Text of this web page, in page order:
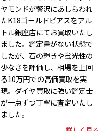
ヤモンドが贅沢にあしらわれ
たK18ゴールドピアスをアル
トル銀座店にてお買取いたし
ました。鑑定書がない状態で
したが、石の輝きや蛍光性の
少なさを評価し、相場を上回
る10万円での高価買取を実
現。ダイヤ買取に強い鑑定士
が一点ずつ丁寧に査定いたし
ました。